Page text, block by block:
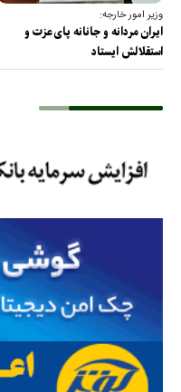
وزیر امور خارجه:
ایران مردانه و جانانه پای عزت و
استقلالش ایستاد